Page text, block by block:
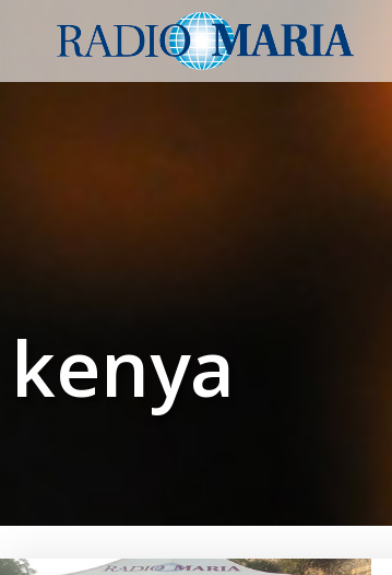
kenya